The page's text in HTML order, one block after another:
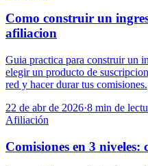
Como construir un
afiliacion
Guia practica para construir un
elegir un producto de
red y hacer durar tus comisiones.
22 de abr de 2026·8 min de
Afiliación
Comisiones en 3 niveles: